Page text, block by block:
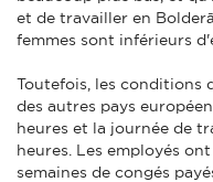
et de travailler en
femmes sont inférieurs
Toutefois, les conditions
des autres pays
heures et la journée de
heures. Les employés
semaines de congés